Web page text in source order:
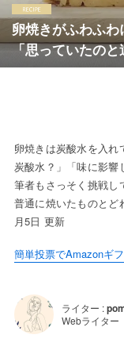
卵焼きがふわふわ
「思っていたのと
卵焼きは炭酸水を入
炭酸水？」「味に影響
筆者もさっそく挑戦し
普通に焼いたものとど
月5日 更新
簡単投票でAmazonギ
ライター :
Webライター